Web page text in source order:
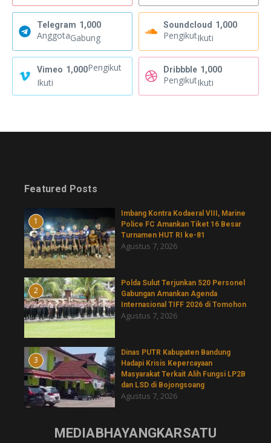
Telegram 1,000
AnggotaGabung
Soundcloud 1,000
PengikutIkuti
Vimeo 1,000Pengikut
Ikuti
Dribbble 1,000
PengikutIkuti
Featured Posts
1
Imbang Kontra Kodaeral VIII, Marine
Police FC Amankan Tiket 16 Besar
Turnamen HUT RI ke-81
Agustus 7, 2026
2
​Polda Sulut Terjunkan 520 Personel
Gabungan Amankan Agenda
Internasional TIFF 2026 di Tomohon
Agustus 7, 2026
3
Dinas PUTR Kabupaten Bandung
Hadapi Krisis Kepercayaan
Masyarakat Terkait Alih Fungsi LP2B
dan LSD di Bojongsoang
Agustus 7, 2026
MEDIABHAYANGKARSATU